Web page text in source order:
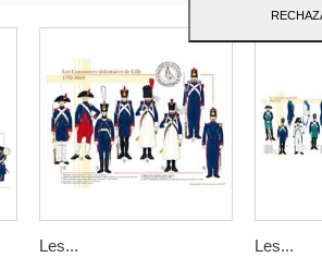
Les... Les...